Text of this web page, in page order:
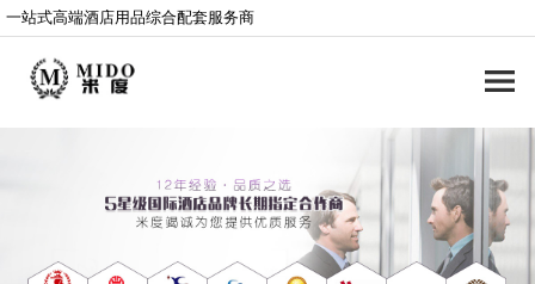
一站式高端酒店用品综合配套服务商